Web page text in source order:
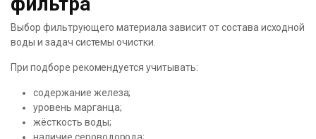
Выбор фильтрующего материала зависит от состава исходной
воды и задач системы очистки.
При подборе рекомендуется учитывать:
содержание железа;
уровень марганца;
жёсткость воды;